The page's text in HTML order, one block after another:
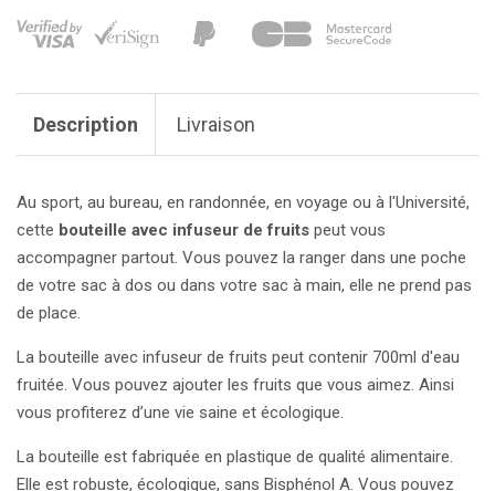
Description Livraison
Au sport, au bureau, en randonnée, en voyage ou à l'Université,
cette bouteille avec infuseur de fruits peut vous
accompagner partout. Vous pouvez la ranger dans une poche
de votre sac à dos ou dans votre sac à main, elle ne prend pas
de place.
La bouteille avec infuseur de fruits peut contenir 700ml d'eau
fruitée. Vous pouvez ajouter les fruits que vous aimez. Ainsi
vous profiterez d’une vie saine et écologique.
La bouteille est fabriquée en plastique de qualité alimentaire.
Elle est robuste, écologique, sans Bisphénol A. Vous pouvez